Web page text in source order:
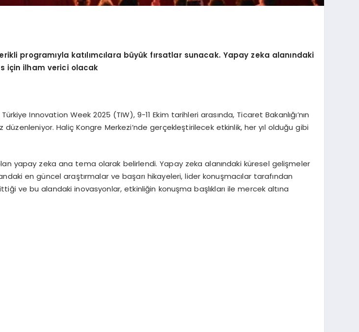
programıyla katılımcılara büyük fırsatlar sunacak. Yapay zeka alanındaki
için ilham verici olacak
Innovation Week 2025 (TIW), 9-11 Ekim tarihleri arasında, Ticaret Bakanlığı’nın
Haliç Kongre Merkezi’nde gerçekleştirilecek etkinlik, her yıl olduğu gibi
yapay zeka ana tema olarak belirlendi. Yapay zeka alanındaki küresel gelişmeler
en güncel araştırmalar ve başarı hikayeleri, lider konuşmacılar tarafından
ve bu alandaki inovasyonlar, etkinliğin konuşma başlıkları ile mercek altına